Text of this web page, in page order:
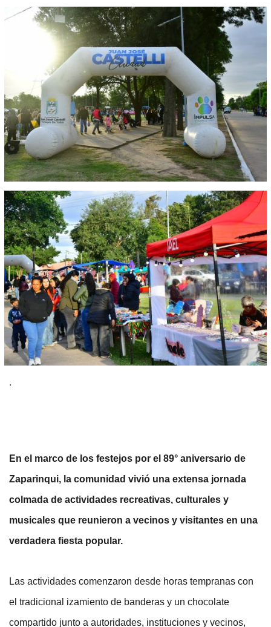
.
En el marco de los festejos por el 89° aniversario de
Zaparinqui, la comunidad vivió una extensa jornada
colmada de actividades recreativas, culturales y
musicales que reunieron a vecinos y visitantes en una
verdadera fiesta popular.
Las actividades comenzaron desde horas tempranas con
el tradicional izamiento de banderas y un chocolate
compartido junto a autoridades, instituciones y vecinos,